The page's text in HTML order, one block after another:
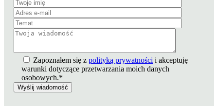
Zapoznałem się z polityką prywatności i akceptuję
warunki dotyczące przetwarzania moich danych
osobowych.*